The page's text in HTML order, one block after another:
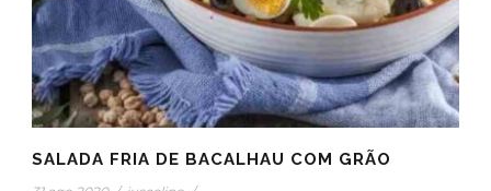
SALADA FRIA DE BACALHAU COM GRÃO